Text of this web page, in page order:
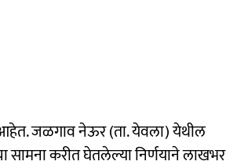
जळगाव नेऊर (ता. येवला) येथील
सामना करीत घेतलेल्या निर्णयाने लाखभर